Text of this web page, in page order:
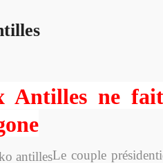
Antilles ne
Le couple